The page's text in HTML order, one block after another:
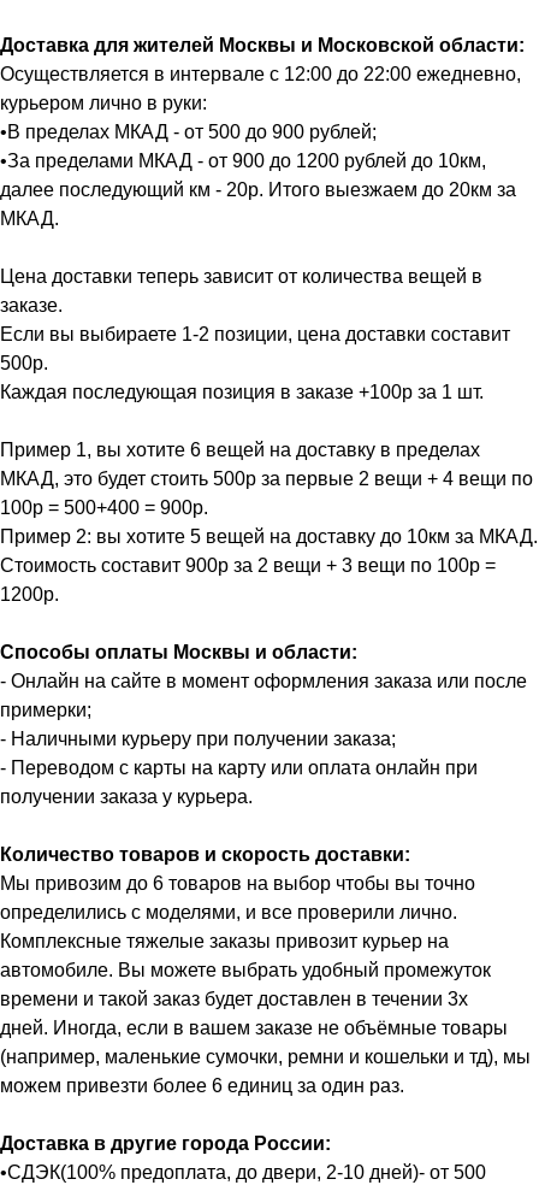
Доставка для жителей Москвы и Московской области:
Осуществляется в интервале с 12:00 до 22:00 ежедневно,
курьером лично в руки:
•В пределах МКАД - от 500 до 900 рублей;
•За пределами МКАД - от 900 до 1200 рублей до 10км,
далее последующий км - 20р. Итого выезжаем до 20км за
МКАД.
Цена доставки теперь зависит от количества вещей в
заказе.
Если вы выбираете 1-2 позиции, цена доставки составит
500р.
Каждая последующая позиция в заказе +100р за 1 шт.
Пример 1, вы хотите 6 вещей на доставку в пределах
МКАД, это будет стоить 500р за первые 2 вещи + 4 вещи по
100р = 500+400 = 900р.
Пример 2: вы хотите 5 вещей на доставку до 10км за МКАД.
Стоимость составит 900р за 2 вещи + 3 вещи по 100р =
1200р.
Способы оплаты Москвы и области:
- Онлайн на сайте в момент оформления заказа или после
примерки;
- Наличными курьеру при получении заказа;
- Переводом с карты на карту или оплата онлайн при
получении заказа у курьера.
Количество товаров и скорость доставки:
Мы привозим до 6 товаров на выбор чтобы вы точно
определились с моделями, и все проверили лично.
Комплексные тяжелые заказы привозит курьер на
автомобиле. Вы можете выбрать удобный промежуток
времени и такой заказ будет доставлен в течении 3х
дней. Иногда, если в вашем заказе не объёмные товары
(например, маленькие сумочки, ремни и кошельки и тд), мы
можем привезти более 6 единиц за один раз.
Доставка в другие города России:
•СДЭК(100% предоплата, до двери, 2-10 дней)- от 500